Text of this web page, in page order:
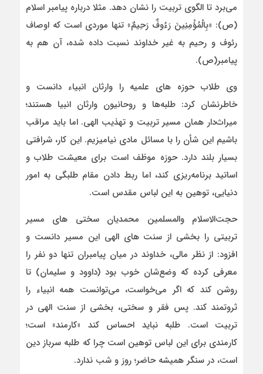
می‌برد تا الگوی تربیت را نشان دهد. مثلا درباره پیامبر اسلام
(ص): «بِالْمُؤْمِنِینَ رَءُوفٌ رَحِیمٌ» تنها موردی است که اوصاف
رئوف و رحیم به غیر خداوند نسبت داده شده، آن هم به
پیامبر(ص).
وی طلاب حوزه های علمیه را وارثان انبیاء دانست و
خاطرنشان کرد: طلبه‌ها و روحانیون وارثان انبیا هستند؛
میراث‌دار همان مسیر تربیت و تهذیب الهی. اما باید مراقب
باشیم این شأن را با مسائل مادی نیامیزیم. این کار، شرافتی
بسیار بلند دارد. حوزه موظف است برای معیشت طلاب و
اساتید برنامه‌ریزی کند، اما ربط دادن مقام طلبگی به امور
دنیایی، توهین به این لباس مقدس است.
حجت‌الاسلام والمسلمین محمدیان سختی های مسیر
تربیتی را بخشی از سنت های الهی این مسیر دانست و
افزود: از نظر مالی، خداوند در میان پیامبران تنها دو نفر را
معرفی کرده که وضع‌شان خوب بود (داوود و سلیمان) تا
روشن کند که اگر می‌خواست، می‌توانست همه انبیاء را
ثروتمند کند. پس فقر و سختی، بخشی از سنت الهی در
تربیت است. طلبه نباید احساس کند «کارمند» است؛
کارمندی برای این لباس توهین است چرا که طلبه سرباز دین
است، در سنگر همیشه حاضر؛ روز و شب ندارد.